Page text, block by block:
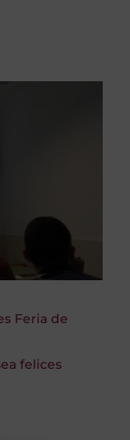
Feria de
felices